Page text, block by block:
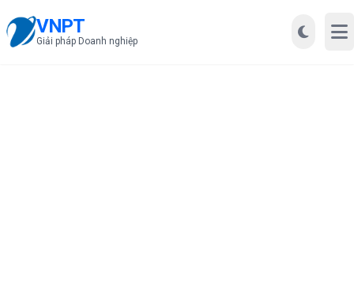
VNPT
Giải pháp Doanh nghiệp